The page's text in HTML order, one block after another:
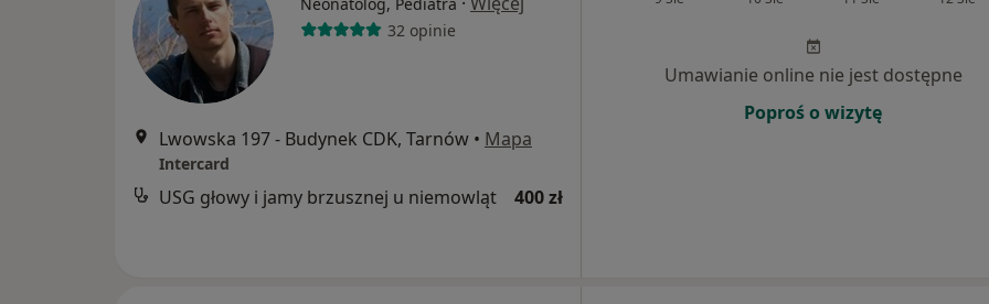
32 opinie
Lwowska 197 - Budynek CDK, Tarnów • Mapa
Intercard
USG głowy i jamy brzusznej u niemowląt 400 zł
Umawianie online nie jest dostępne
Poproś o wizytę